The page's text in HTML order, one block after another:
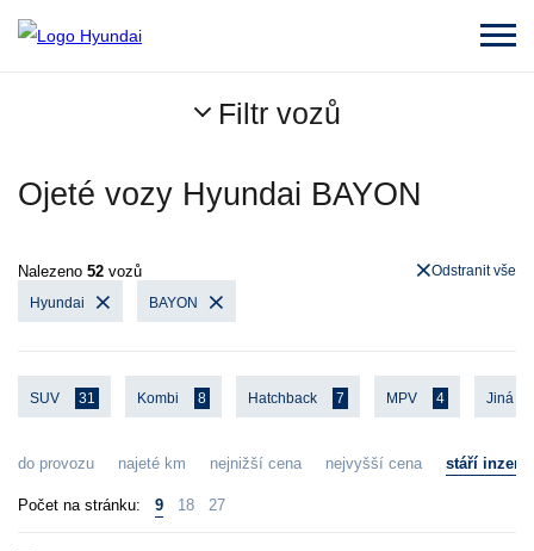
Filtr vozů
Ojeté vozy Hyundai BAYON
Nalezeno 52 vozů
Hyundai BAYON
Odstranit vše
SUV 31 Kombi 8 Hatchback 7 MPV 4 Jiná
do provozu najeté km nejnižší cena nejvyšší cena stáří
Počet na stránku: 9 18 27